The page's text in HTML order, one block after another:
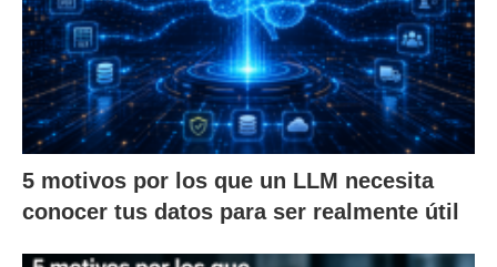
5 motivos por los que un LLM necesita
conocer tus datos para ser realmente útil